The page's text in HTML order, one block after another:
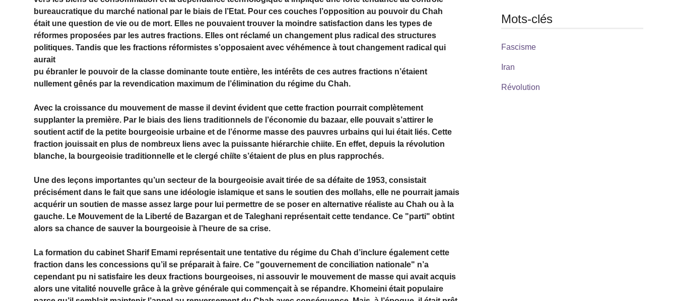
bureaucratique du marché national par le biais de l’Etat. Pour ces couches l’opposition au pouvoir du Chah
était une question de vie ou de mort. Elles ne pouvaient trouver la moindre satisfaction dans les types de
réformes proposées par les autres fractions. Elles ont réclamé un changement plus radical des structures
politiques. Tandis que les fractions réformistes s’opposaient avec véhémence à tout changement radical qui
aurait
pu ébranler le pouvoir de la classe dominante toute entière, les intérêts de ces autres fractions n’étaient
nullement gênés par la revendication maximum de l’élimination du régime du Chah.
Avec la croissance du mouvement de masse il devint évident que cette fraction pourrait complète­ment
supplanter la première. Par le biais des liens traditionnels de l’économie du bazaar, elle pouvait s’attirer le
soutient actif de la petite bourgeoisie urbaine et de l’énorme masse des pauvres urbains qui lui était liés. Cette
fraction jouissait en plus de nombreux liens avec la puissante hiérarchie chiite. En effet, depuis la révolution
blanche, la bourgeoisie traditionnelle et le clergé chiïte s’étaient de plus en plus rapprochés.
Une des leçons importantes qu’un secteur de la bourgeoisie avait tirée de sa défaite de 1953, consistait
précisément dans le fait que sans une idéologie islamique et sans le soutien des mollahs, elle ne pourrait jamais
acquérir un soutien de masse assez large pour lui permettre de se poser en alternative réaliste au Chah ou à la
gauche. Le Mouvement de la Liberté de Bazargan et de Taleghani représentait cette tendance. Ce "parti" obtint
alors sa chance de sauver la bourgeoisie à l’heure de sa crise.
La formation du cabinet Sharif Emami représentait une tentative du régime du Chah d’inclure également cette
fraction dans les concessions qu’il se préparait à faire. Ce "gouvernement de conciliation nationale" n’a
cependant pu ni satisfaire les deux fractions bourgeoises, ni assouvir le mouvement de masse qui avait acquis
alors une vitalité nouvelle grâce à la grève générale qui commençait à se répandre. Khomeini était populaire
Mots-clés
Fascisme
Iran
Révolution